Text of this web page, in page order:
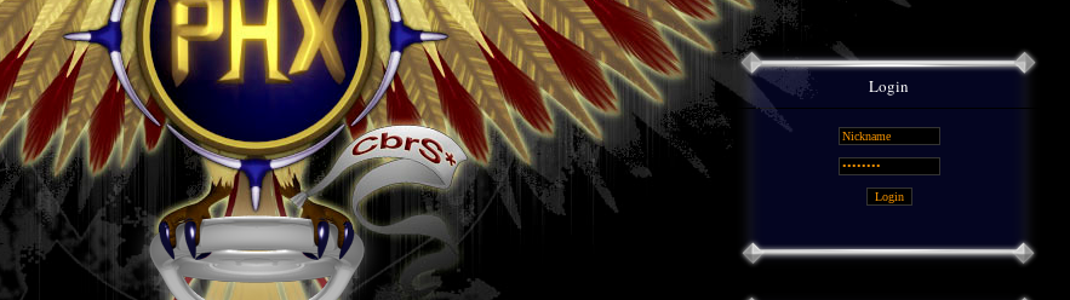
Login